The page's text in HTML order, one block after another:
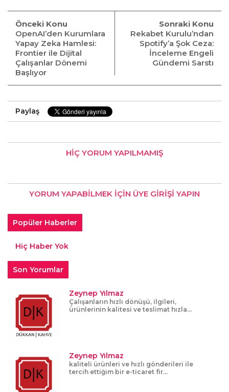
Önceki Konu
OpenAI’den Kurumlara
Yapay Zeka Hamlesi:
Frontier ile Dijital
Çalışanlar Dönemi
Başlıyor
Sonraki Konu
Rekabet Kurulu’ndan
Spotify’a Şok Ceza:
İnceleme Engeli
Gündemi Sarstı
Paylaş
HIÇ YORUM YAPILMAMIŞ
YORUM YAPABILMEK İÇIN ÜYE GIRIŞI YAPIN
Popüler Haberler
Hiç Haber Yok
Son Yorumlar
Zeynep Yılmaz
Çalışanların hızlı dönüşü, ilgileri,
ürünlerinin kalitesi ve teslimat hızla...
Zeynep Yılmaz
kaliteli ürünleri ve hızlı gönderileri ile
tercih ettiğim bir e-ticaret fir...